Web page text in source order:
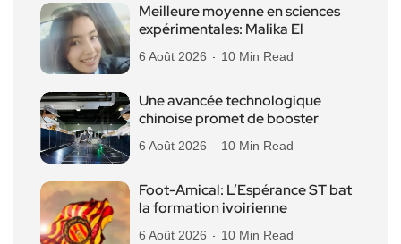
Meilleure moyenne en sciences
expérimentales: Malika El
6 Août 2026 10 Min Read
Une avancée technologique
chinoise promet de booster
6 Août 2026 10 Min Read
Foot-Amical: L’Espérance ST bat
la formation ivoirienne
6 Août 2026 10 Min Read